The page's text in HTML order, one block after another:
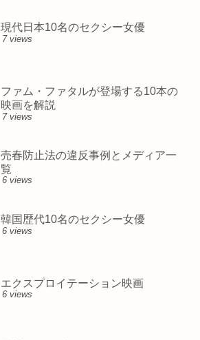
現代日本10名のセクシー女優
7 views
ファム・ファタルが登場する10本の
映画を解説
7 views
売春防止法の違反事例とメディア一
覧
6 views
韓国歴代10名のセクシー女優
6 views
エクスプロイテーション映画
6 views